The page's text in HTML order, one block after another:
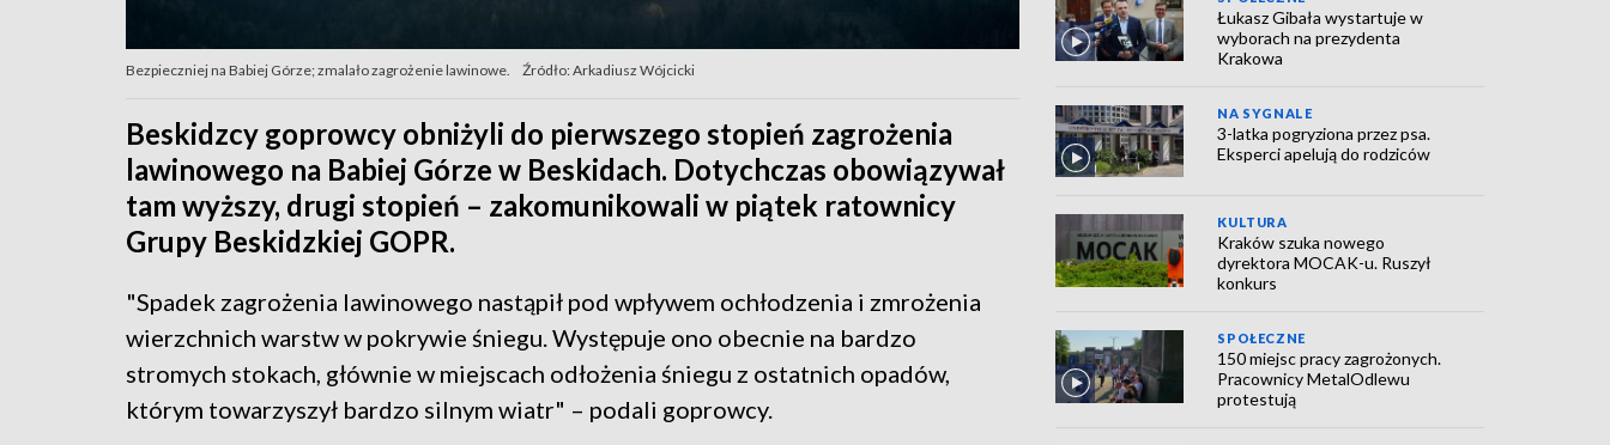
Bezpieczniej na Babiej Górze; zmalało zagrożenie lawinowe. Źródło: Arkadiusz Wójcicki
Beskidzcy goprowcy obniżyli do pierwszego stopień zagrożenia
lawinowego na Babiej Górze w Beskidach. Dotychczas obowiązywał
tam wyższy, drugi stopień – zakomunikowali w piątek ratownicy
Grupy Beskidzkiej GOPR.
"Spadek zagrożenia lawinowego nastąpił pod wpływem ochłodzenia i zmrożenia
wierzchnich warstw w pokrywie śniegu. Występuje ono obecnie na bardzo
stromych stokach, głównie w miejscach odłożenia śniegu z ostatnich opadów,
którym towarzyszył bardzo silnym wiatr" – podali goprowcy.
Łukasz Gibała wystartuje w
wyborach na prezydenta
Krakowa
NA SYGNALE
3-latka pogryziona przez psa.
Eksperci apelują do rodziców
KULTURA
Kraków szuka nowego
dyrektora MOCAK-u. Ruszył
konkurs
SPOŁECZNE
150 miejsc pracy zagrożonych.
Pracownicy MetalOdlewu
protestują